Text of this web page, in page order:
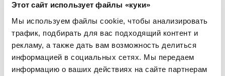
Этот сайт использует файлы «куки»
Мы используем файлы cookie, чтобы анализировать
трафик, подбирать для вас подходящий контент и
рекламу, а также дать вам возможность делиться
информацией в социальных сетях. Мы передаем
информацию о ваших действиях на сайте партнерам
- Цвет: Тёмно-коричневый
- Подошва: Кожа
- Сделано в Италии
ПОЧЕМУ ОН ОСОБЕННЫЙ?